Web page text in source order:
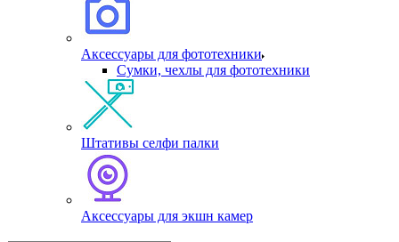
Аксессуары для фототехники
Сумки, чехлы для фототехники
Штативы селфи палки
Аксессуары для экшн камер